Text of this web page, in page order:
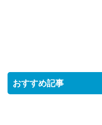
おすすめ記事